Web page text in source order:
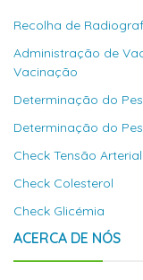
Recolha de
Administração de
Vacinação
Determinação do
Determinação do
Check Tensão Arterial
Check Colesterol
Check Glicémia
ACERCA DE NÓS